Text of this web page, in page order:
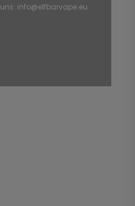
info@elfbarvape.eu